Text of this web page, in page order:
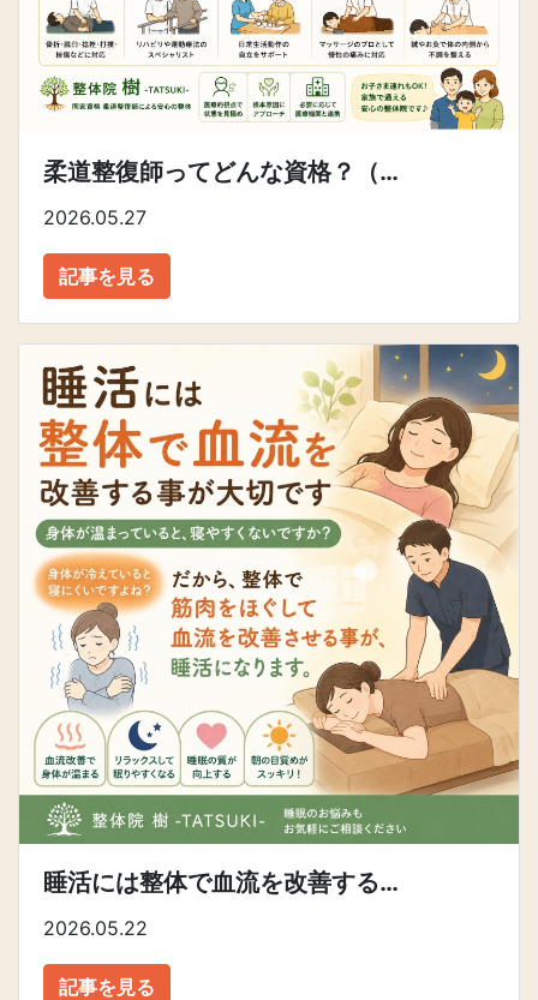
柔道整復師ってどんな資格？（…
2026.05.27
記事を見る
睡活には整体で血流を改善する…
2026.05.22
記事を見る